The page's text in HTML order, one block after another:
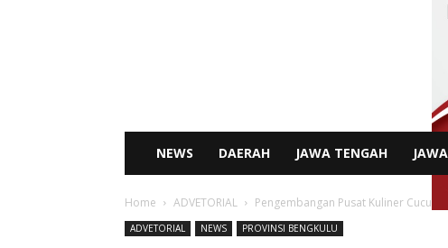
NEWS DAERAH JAWA TENGAH
Home ADVETORIAL Pengembangan Pusat Kuliner Cucur
ADVETORIAL NEWS PROVINSI BENGKULU